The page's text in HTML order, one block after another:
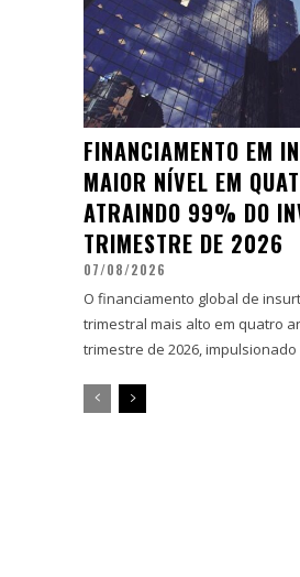
FINANCIAMENTO EM
MAIOR NÍVEL EM
ATRAINDO 99% DO
TRIMESTRE DE 2026
07/08/2026
O financiamento global de
trimestral mais alto em quatro
trimestre de 2026,